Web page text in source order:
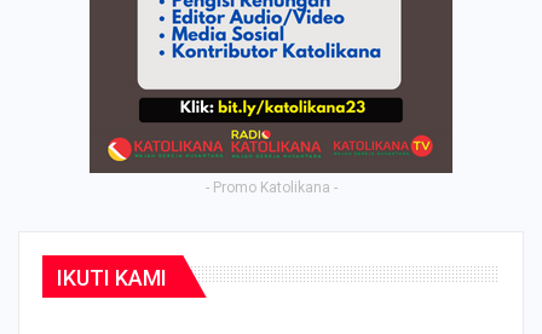
- Promo Katolikana -
IKUTI KAMI